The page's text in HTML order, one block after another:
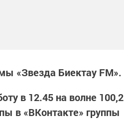
«Звезда Биектау FM».
в 12.45 на волне 100,2
в «ВКонтакте» группы